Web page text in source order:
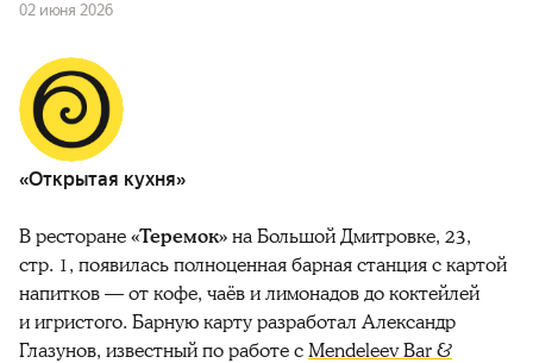
02 июня 2026
«Открытая кухня»
В ресторане«Теремок»на Большой Дмитровке, 23,
стр. 1, появилась полноценная барная станция с картой
напитков — от кофе, чаёв и лимонадов до коктейлей
и игристого. Барную карту разработал Александр
Глазунов, известный по работе сMendeleev Bar &